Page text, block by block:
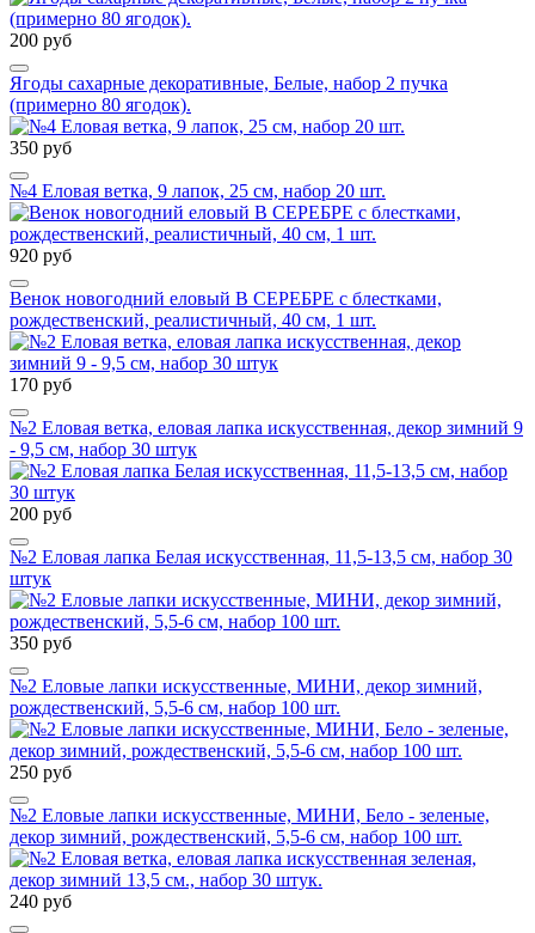
200 руб
Ягоды сахарные декоративные, Белые, набор 2 пучка
(примерно 80 ягодок).
350 руб
№4 Еловая ветка, 9 лапок, 25 см, набор 20 шт.
920 руб
Венок новогодний еловый В СЕРЕБРЕ с блестками,
рождественский, реалистичный, 40 см, 1 шт.
170 руб
№2 Еловая ветка, еловая лапка искусственная, декор зимний 9
- 9,5 см, набор 30 штук
200 руб
№2 Еловая лапка Белая искусственная, 11,5-13,5 см, набор 30
штук
350 руб
№2 Еловые лапки искусственные, МИНИ, декор зимний,
рождественский, 5,5-6 см, набор 100 шт.
250 руб
№2 Еловые лапки искусственные, МИНИ, Бело - зеленые,
декор зимний, рождественский, 5,5-6 см, набор 100 шт.
240 руб